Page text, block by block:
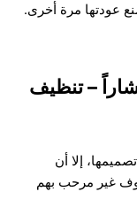
عودتها مرة أخرى.
– تنظيف
إلا أن
غير مرحب بهم